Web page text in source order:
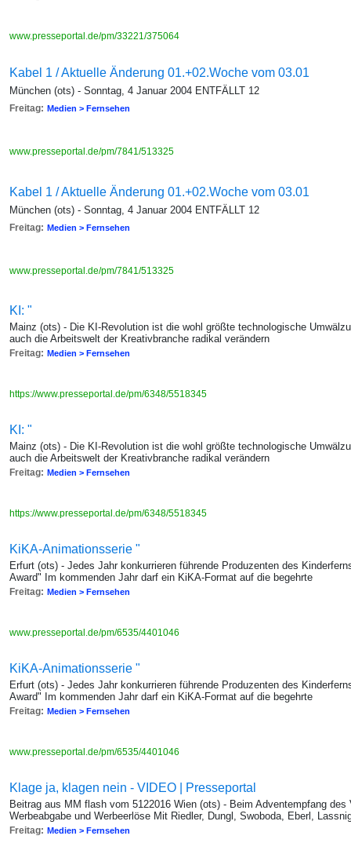
www.presseportal.de/pm/33221/375064
Kabel 1 / Aktuelle Änderung 01.+02.Woche vom 03.01
München (ots) - Sonntag, 4 Januar 2004 ENTFÄLLT 12
Freitag: Medien > Fernsehen
www.presseportal.de/pm/7841/513325
Kabel 1 / Aktuelle Änderung 01.+02.Woche vom 03.01
München (ots) - Sonntag, 4 Januar 2004 ENTFÄLLT 12
Freitag: Medien > Fernsehen
www.presseportal.de/pm/7841/513325
KI: "
Mainz (ots) - Die KI-Revolution ist die wohl größte technologische
auch die Arbeitswelt der Kreativbranche radikal verändern
Freitag: Medien > Fernsehen
https://www.presseportal.de/pm/6348/5518345
KI: "
Mainz (ots) - Die KI-Revolution ist die wohl größte technologische
auch die Arbeitswelt der Kreativbranche radikal verändern
Freitag: Medien > Fernsehen
https://www.presseportal.de/pm/6348/5518345
KiKA-Animationsserie "
Erfurt (ots) - Jedes Jahr konkurrieren führende Produzenten des
Award" Im kommenden Jahr darf ein KiKA-Format auf die begehrte
Freitag: Medien > Fernsehen
www.presseportal.de/pm/6535/4401046
KiKA-Animationsserie "
Erfurt (ots) - Jedes Jahr konkurrieren führende Produzenten des
Award" Im kommenden Jahr darf ein KiKA-Format auf die begehrte
Freitag: Medien > Fernsehen
www.presseportal.de/pm/6535/4401046
Klage ja, klagen nein - VIDEO | Presseportal
Beitrag aus MM flash vom 5122016 Wien (ots) - Beim Adventempfang
Werbeabgabe und Werbeerlöse Mit Riedler, Dungl, Swoboda, Eberl,
Freitag: Medien > Fernsehen